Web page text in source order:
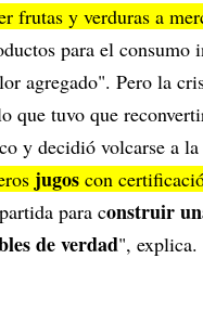
frutas y verduras a
para el consumo
agregado". Pero la
que tuvo que
y decidió volcarse a
jugos con
para construir
de verdad", explica.